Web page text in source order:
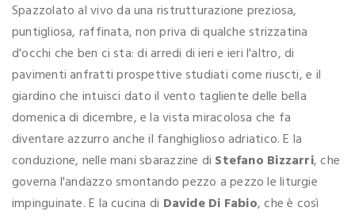
Spazzolato al vivo da una ristrutturazione preziosa,
puntigliosa, raffinata, non priva di qualche strizzatina
d'occhi che ben ci sta: di arredi di ieri e ieri l'altro, di
pavimenti anfratti prospettive studiati come riuscti, e il
giardino che intuisci dato il vento tagliente delle bella
domenica di dicembre, e la vista miracolosa che fa
diventare azzurro anche il fanghiglioso adriatico. E la
conduzione, nelle mani sbarazzine di Stefano Bizzarri, che
governa l'andazzo smontando pezzo a pezzo le liturgie
impinguinate. E la cucina di Davide Di Fabio, che è così